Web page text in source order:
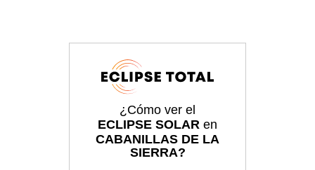
¿Cómo ver el
ECLIPSE SOLAR en
CABANILLAS DE LA
SIERRA?